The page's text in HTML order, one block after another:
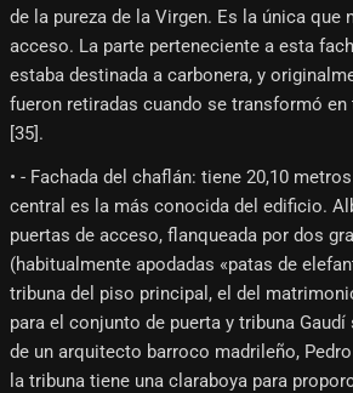
de la pureza de la Virgen. Es la única que
acceso. La parte perteneciente a esta
estaba destinada a carbonera, y
fueron retiradas cuando se transformó
[35]​.
• - Fachada del chaflán: tiene 20,10
central es la más conocida del edificio.
puertas de acceso, flanqueada por dos
(habitualmente apodadas «patas de
tribuna del piso principal, el del
para el conjunto de puerta y tribuna
de un arquitecto barroco madrileño,
la tribuna tiene una claraboya para